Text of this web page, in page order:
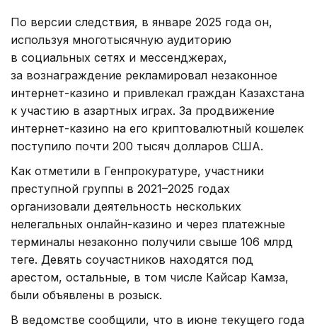
По версии следствия, в январе 2025 года он,
используя многотысячную аудиторию
в социальных сетях и мессенджерах,
за вознаграждение рекламировал незаконное
интернет-казино и привлекал граждан Казахстана
к участию в азартных играх. За продвижение
интернет-казино на его криптовалютный кошелек
поступило почти 200 тысяч долларов США.
Как отметили в Генпрокуратуре, участники
преступной группы в 2021–2025 годах
организовали деятельность нескольких
нелегальных онлайн-казино и через платежные
терминалы незаконно получили свыше 106 млрд
теңге. Девять соучастников находятся под
арестом, остальные, в том числе Кайсар Камза,
были объявлены в розыск.
В ведомстве сообщили, что в июне текущего года